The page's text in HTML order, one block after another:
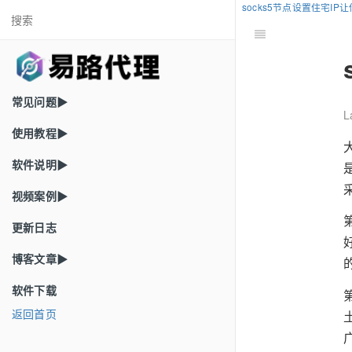
常见问题▶
使用教程▶
软件说明▶
视频案例▶
更新日志
博客文章▶
软件下载
返回首页
socks5节点设置住宅IP